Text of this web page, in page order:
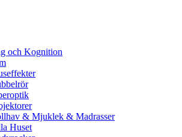
och Kognition
& Mjuklek & Madrasser
Huset